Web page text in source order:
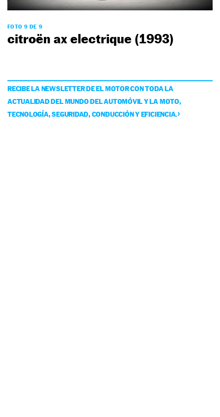
FOTO 9 DE 9
citroën ax electrique (1993)
RECIBE LA NEWSLETTER DE EL MOTOR CON TODA LA
ACTUALIDAD DEL MUNDO DEL AUTOMÓVIL Y LA MOTO,
TECNOLOGÍA, SEGURIDAD, CONDUCCIÓN Y EFICIENCIA.